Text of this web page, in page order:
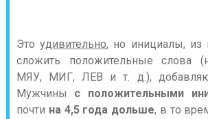
Этоудивительно, но инициалы, из
сложить положительные слова
МЯУ, МИГ, ЛЕВ и т. д.),
Мужчины с положительными
почти на 4,5 года дольше, в то